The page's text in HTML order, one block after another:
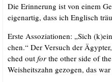
Die Erin­ne­rung ist von einem
eigen­ar­tig, dass ich Eng­lisch
Ers­te Asso­zia­tio­nen: „Sich
chen.“ Der Ver­such der
ched out forthe other side of
Weis­heits­zahn gezo­gen, das